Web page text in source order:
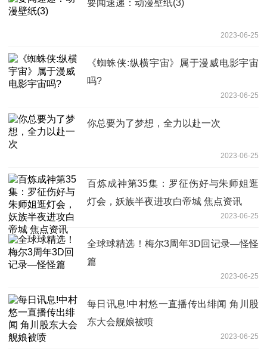
要闻速递：动漫壁纸(3)
2023-06-25
《蜘蛛侠:纵横宇宙》属于漫威电影宇宙
吗?
2023-06-25
你总要为了梦想，全力以赴一次
2023-06-25
百炼成神第35集：罗征伤好与朱师姐逛
灯会，妖族半夜进攻白帝城 焦点资讯
2023-06-25
全球球精选！梅尔3周年3D回记录—怪怪
篇
2023-06-25
每日讯息!中村悠一直播传出绯闻 角川股
东大会舰娘被喷
2023-06-25